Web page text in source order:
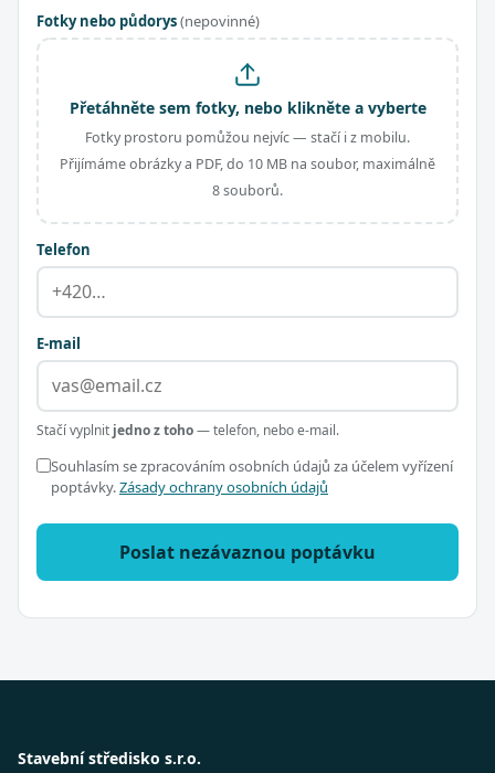
Fotky nebo půdorys(nepovinné)
Přetáhněte sem fotky, nebo klikněte a vyberte
Fotky prostoru pomůžou nejvíc — stačí i z mobilu.
Přijímáme obrázky a PDF, do 10 MB na soubor, maximálně
8 souborů.
Telefon
E-mail
Stačí vyplnit jedno z toho— telefon, nebo e-mail.
Souhlasím se zpracováním osobních údajů za účelem vyřízení
poptávky.Zásady ochrany osobních údajů
Poslat nezávaznou poptávku
Stavební středisko s.r.o.